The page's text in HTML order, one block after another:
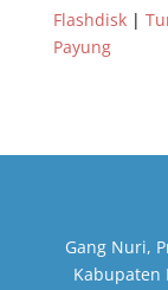
Flashdisk|
Payung
Gang Nuri,
Kabupaten